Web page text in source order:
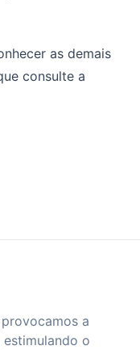
as demais
consulte a
a
o